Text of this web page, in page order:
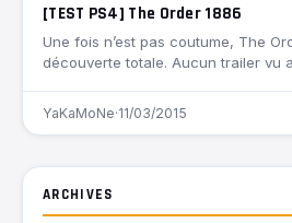
[TEST PS4] The Order 1886
Une fois n’est pas coutume, The
découverte totale. Aucun trailer vu
YaKaMoNe·11/03/2015
ARCHIVES